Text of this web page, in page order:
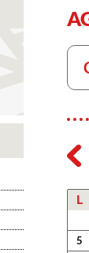
L
5